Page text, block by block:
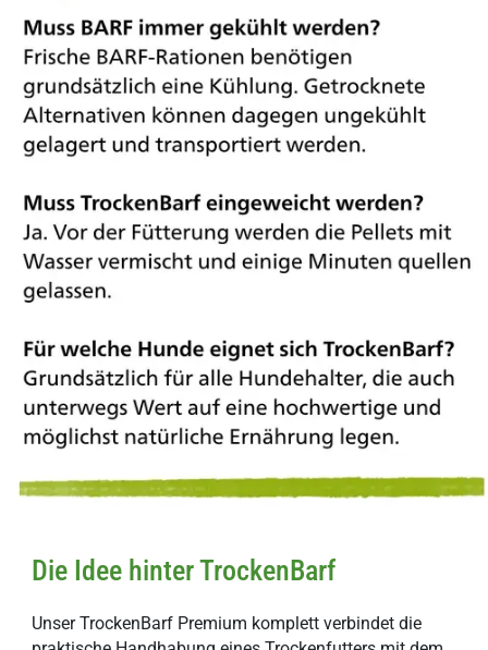
Die Idee hinter TrockenBarf
Unser TrockenBarf Premium komplett verbindet die